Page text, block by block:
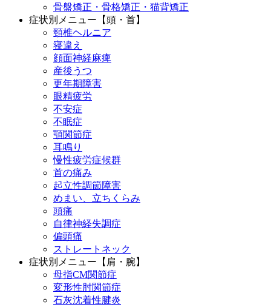
骨盤矯正・骨格矯正・猫背矯正
症状別メニュー【頭・首】
頸椎ヘルニア
寝違え
顔面神経麻痺
産後うつ
更年期障害
眼精疲労
不安症
不眠症
顎関節症
耳鳴り
慢性疲労症候群
首の痛み
起立性調節障害
めまい、立ちくらみ
頭痛
自律神経失調症
偏頭痛
ストレートネック
症状別メニュー【肩・腕】
母指CM関節症
変形性肘関節症
石灰沈着性腱炎